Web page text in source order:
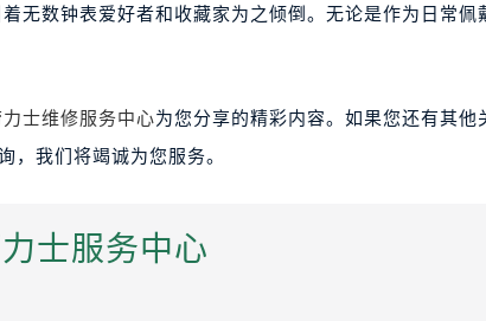
无数钟表爱好者和收藏家为之倾倒。无论是作为日常
力士维修服务中心为您分享的精彩内容。如果您还有其
，我们将竭诚为您服务。
士服务中心